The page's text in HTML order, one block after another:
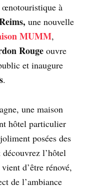
œnotouristique à
une nouvelle
MUMM,
Rouge ouvre
et inaugure
.
une maison
hôtel particulier
posées des
l’hôtel
d’être rénové,
de l’ambiance